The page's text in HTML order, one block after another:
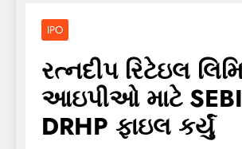
IPO
રત્નદીપ રિટેઇલ
આઇપીઓ માટે
DRHP ફાઇલ કર્યું